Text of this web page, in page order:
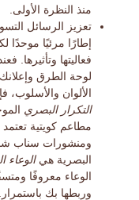
منذ النظرة الأولى.
تعزيز الرسائل
إطارًا مرئيًا موحدًا
فعاليتها وتأثيرها.
لوحة الطرق
الألوان والأسلوب،
التكرار البصري
مطاعم كويتية
ومنشورات سناب
البصرية هيالوعاء
الوعاء معروفًا
وربطها بك باستمرار.